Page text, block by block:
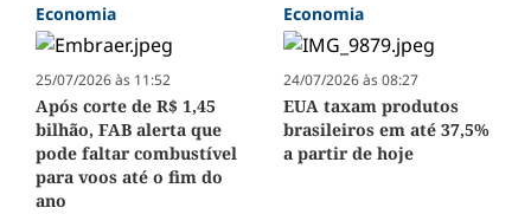
Economia
25/07/2026 às 11:52
Após corte de R$ 1,45
bilhão, FAB alerta que
pode faltar combustível
para voos até o fim do
ano
Economia
24/07/2026 às 08:27
EUA taxam produtos
brasileiros em até 37,5%
a partir de hoje